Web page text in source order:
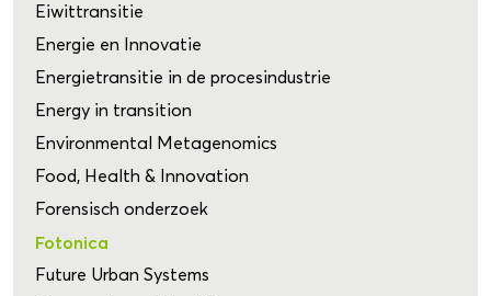
Eiwittransitie
Energie en Innovatie
Energietransitie in de procesindustrie
Energy in transition
Environmental Metagenomics
Food, Health & Innovation
Forensisch onderzoek
Fotonica
Future Urban Systems